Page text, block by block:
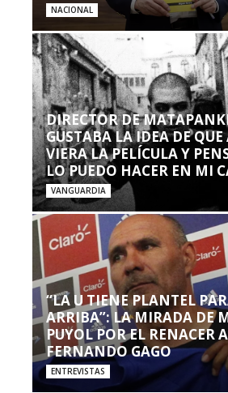
NACIONAL
DIRECTOR DE
GUSTABA LA IDEA DE
VIERA LA PELÍCULA Y
LO PUEDO HACER EN MI
VANGUARDIA
“LA U TIENE PLANTEL
ARRIBA”: LA MIRADA DE
PUYOL POR EL RENACER
FERNANDO GAGO
ENTREVISTAS